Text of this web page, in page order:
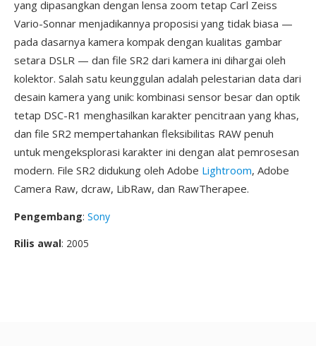
yang dipasangkan dengan lensa zoom tetap Carl Zeiss
Vario-Sonnar menjadikannya proposisi yang tidak biasa —
pada dasarnya kamera kompak dengan kualitas gambar
setara DSLR — dan file SR2 dari kamera ini dihargai oleh
kolektor. Salah satu keunggulan adalah pelestarian data dari
desain kamera yang unik: kombinasi sensor besar dan optik
tetap DSC-R1 menghasilkan karakter pencitraan yang khas,
dan file SR2 mempertahankan fleksibilitas RAW penuh
untuk mengeksplorasi karakter ini dengan alat pemrosesan
modern. File SR2 didukung oleh Adobe Lightroom, Adobe
Camera Raw, dcraw, LibRaw, dan RawTherapee.
Pengembang: Sony
Rilis awal: 2005